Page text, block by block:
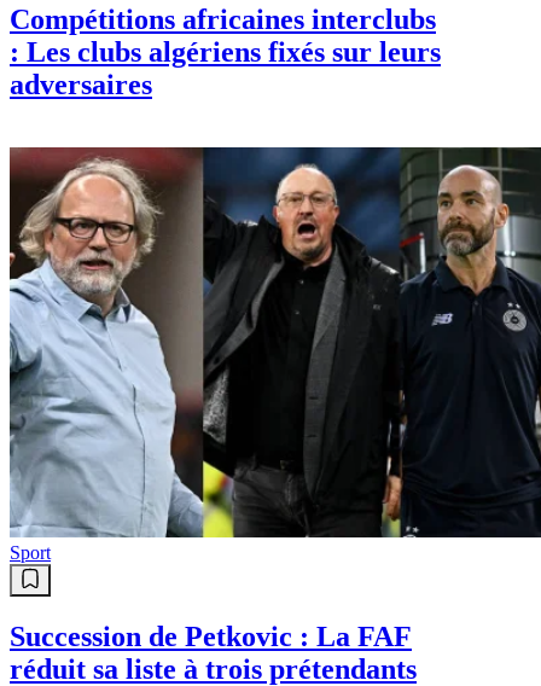
Compétitions africaines interclubs
: Les clubs algériens fixés sur leurs
adversaires
Sport
Succession de Petkovic : La FAF
réduit sa liste à trois prétendants